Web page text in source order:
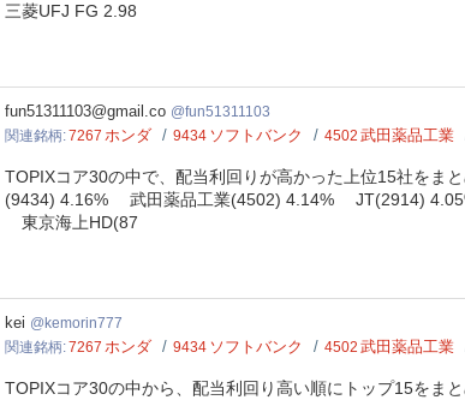
三菱UFJ FG 2.98
fun51311103
fun51311103@gmail.co fun51311103
関連銘柄 7267 ホンダ 9434 ソフトバンク 4502 武田薬品工業
TOPIXコア30の中で、配当利回りが高かった上位15社
(9434) 4.16% 武田薬品工業(4502) 4.14% JT(2914)
東京海上HD(87
kemorin777
kei kemorin777
関連銘柄 7267 ホンダ 9434 ソフトバンク 4502 武田薬品工業
TOPIXコア30の中から、配当利回り高い順にトップ15